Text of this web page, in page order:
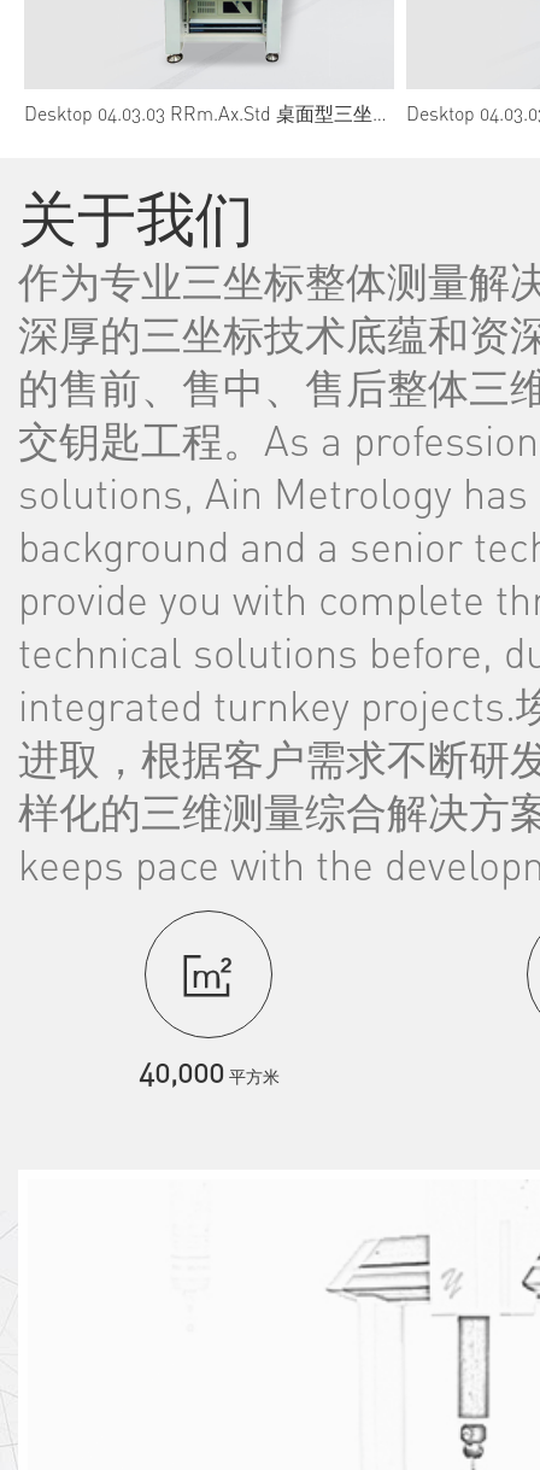
Desktop 04.03.03 RRm.Ax.Std 桌面型三坐标测量机
关于我们
作为专业三坐标整体测量解
深厚的三坐标技术底蕴和资
的售前、售中、售后整体三
交钥匙工程。As a
solutions, Ain Metrology
background and a senior
provide you with complete
technical solutions before,
integrated turnkey projects.
进取，根据客户需求不断研
样化的三维测量综合解决方
keeps pace with the
40,000平方米